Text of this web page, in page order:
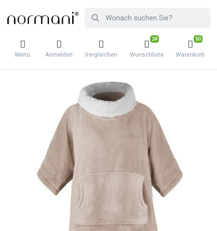
Menü Anmelden Vergleichen
24
Wunschliste
50
Warenkorb